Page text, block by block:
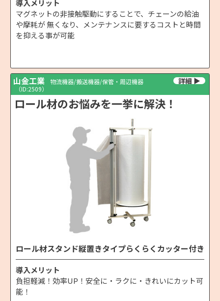
導入メリット
マグネットの非接触駆動にすることで、チェーンの給油
や摩耗が 無くなり、メンテナンスに要するコストと時間
を抑える事が可能
山金工業
物流機器/搬送機器/保管・周辺機器
（ID:2509）
ロール材のお悩みを一挙に解決！
ロール材スタンド縦置きタイプらくらくカッター付き
導入メリット
負担軽減！効率UP！安全に・ラクに・きれいにカット可
能！